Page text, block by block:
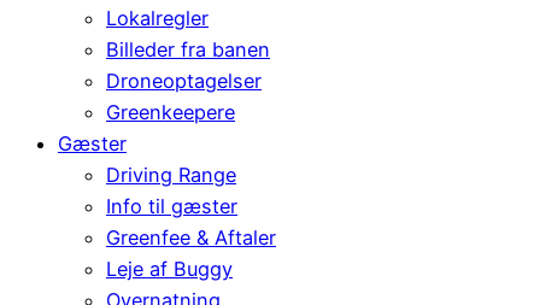
Lokalregler
Billeder fra banen
Droneoptagelser
Greenkeepere
Gæster
Driving Range
Info til gæster
Greenfee & Aftaler
Leje af Buggy
Overnatning